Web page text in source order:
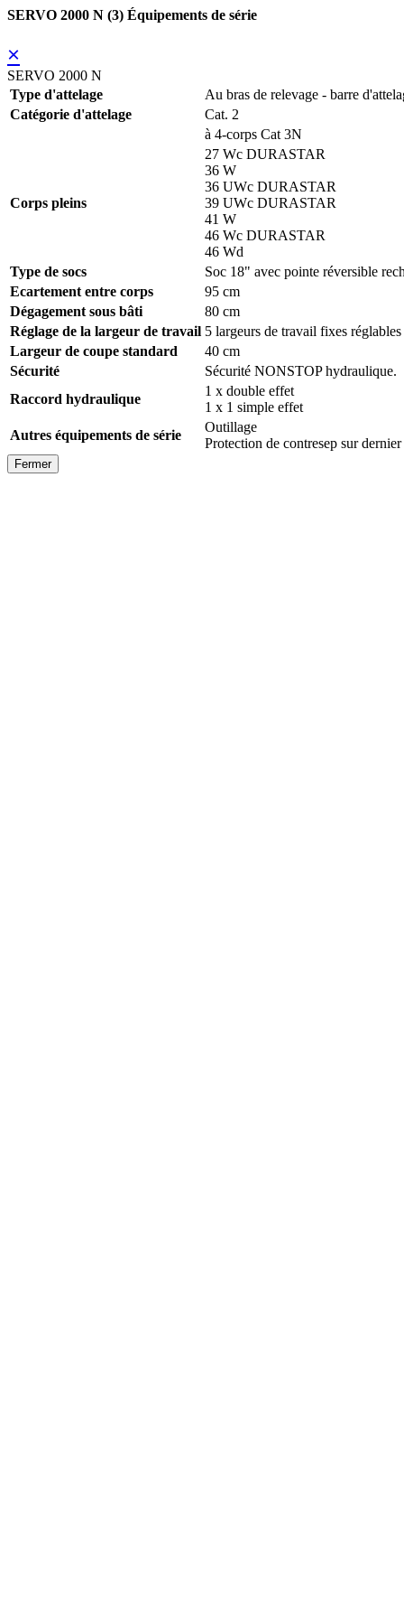
SERVO 2000 N (3) Équipements de série
×
SERVO 2000 N
Type d'attelage
Au bras de relevage - barre
Catégorie d'attelage
Cat. 2
à 4-corps Cat 3N
Corps pleins
27 Wc DURASTAR
36 W
36 UWc DURASTAR
39 UWc DURASTAR
41 W
46 Wc DURASTAR
46 Wd
Type de socs
Soc 18" avec pointe réversible
Ecartement entre corps
95 cm
Dégagement sous bâti
80 cm
Réglage de la largeur de travail 5 largeurs de travail fixes
Largeur de coupe standard
40 cm
Sécurité
Sécurité NONSTOP hydraulique.
Raccord hydraulique
1 x double effet
1 x 1 simple effet
Autres équipements de série
Outillage
Protection de contresep sur
Fermer